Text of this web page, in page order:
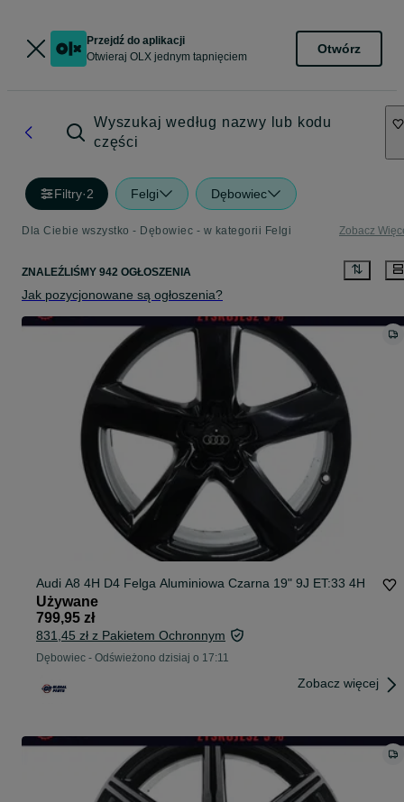
Przejdź do aplikacji
Otwieraj OLX jednym tapnięciem
Otwórz
Wyszukaj według nazwy lub kodu
części
Filtry·2 Felgi Dębowiec
Dla Ciebie wszystko - Dębowiec - w kategorii Felgi Zobacz
ZNALEŹLIŚMY 942 OGŁOSZENIA
Jak pozycjonowane są ogłoszenia?
Audi A8 4H D4 Felga Aluminiowa Czarna 19" 9J ET:33 4H
Używane
799,95 zł
831,45 zł z Pakietem Ochronnym
Dębowiec - Odświeżono dzisiaj o 17:11
Zobacz więcej